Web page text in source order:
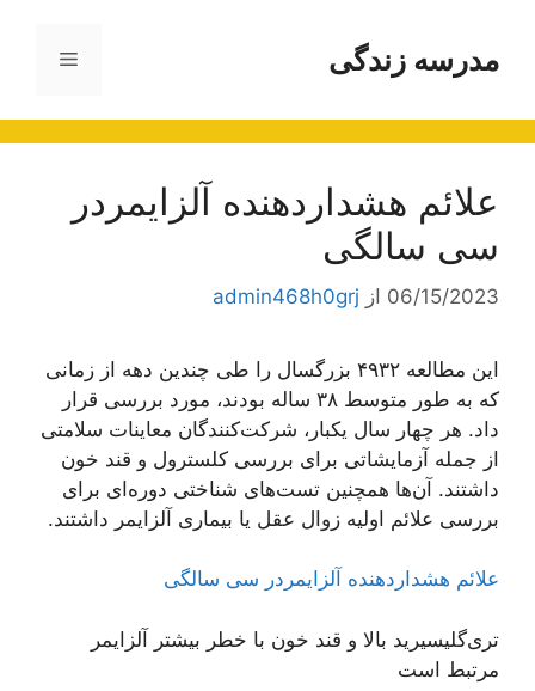
محتوامدرسه زندگی فهرست
علائم هشداردهنده آلزایمردر
سی سالگی
06/15/2023 از admin468h0grj
این مطالعه ۴۹۳۲ بزرگسال را طی چندین دهه از زمانی
که به طور متوسط ۳۸ ساله بودند، مورد بررسی قرار
داد. هر چهار سال یکبار، شرکت‌کنندگان معاینات سلامتی
از جمله آزمایشاتی برای بررسی کلسترول و قند خون
داشتند. آن‌ها همچنین تست‌های شناختی دوره‌ای برای
بررسی علائم اولیه زوال عقل یا بیماری آلزایمر داشتند.
علائم هشداردهنده آلزایمردر سی سالگی
تری‌گلیسیرید بالا و قند خون با خطر بیشتر آلزایمر
مرتبط است